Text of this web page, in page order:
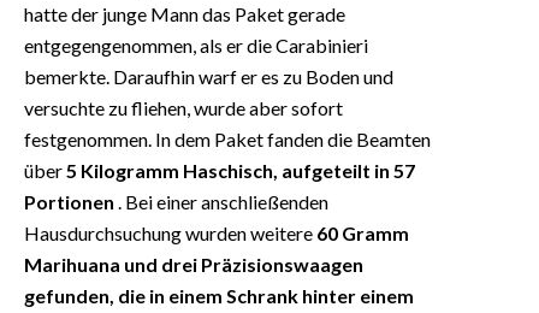
hatte der junge Mann das Paket gerade
entgegengenommen, als er die Carabinieri
bemerkte. Daraufhin warf er es zu Boden und
versuchte zu fliehen, wurde aber sofort
festgenommen. In dem Paket fanden die Beamten
über 5 Kilogramm Haschisch, aufgeteilt in 57
Portionen . Bei einer anschließenden
Hausdurchsuchung wurden weitere 60 Gramm
Marihuana und drei Präzisionswaagen
gefunden, die in einem Schrank hinter einem